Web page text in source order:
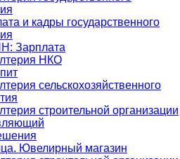
и кадры государственного
Зарплата
НКО
сельскохозяйст­венного
строительной организации
Ювелирный магазин